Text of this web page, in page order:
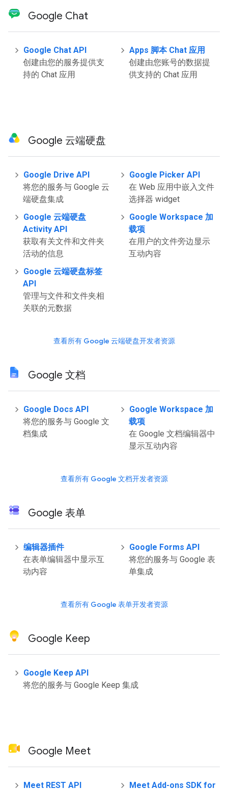
Google Chat
Google Chat API
创建由您的服务提供支
持的 Chat 应用
Apps 脚本 Chat 应用
创建由您账号的数据提
供支持的 Chat 应用
Google 云端硬盘
Google Drive API
将您的服务与 Google 云
端硬盘集成
Google 云端硬盘
Activity API
获取有关文件和文件夹
活动的信息
Google 云端硬盘标签
API
管理与文件和文件夹相
关联的元数据
Google Picker API
在 Web 应用中嵌入文件
选择器 widget
Google Workspace 加
载项
在用户的文件旁边显示
互动内容
查看所有 Google 云端硬盘开发者资源
Google 文档
Google Docs API
将您的服务与 Google 文
档集成
Google Workspace 加
载项
在 Google 文档编辑器中
显示互动内容
查看所有 Google 文档开发者资源
Google 表单
编辑器插件
在表单编辑器中显示互
动内容
Google Forms API
将您的服务与 Google 表
单集成
查看所有 Google 表单开发者资源
Google Keep
Google Keep API
将您的服务与 Google Keep 集成
Google Meet
Meet REST API Meet Add-ons SDK for